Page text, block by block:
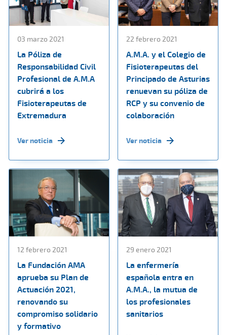
03 marzo 2021
La Póliza de
Responsabilidad Civil
Profesional de A.M.A
cubrirá a los
Fisioterapeutas de
Extremadura
Ver noticia
22 febrero 2021
A.M.A. y el Colegio de
Fisioterapeutas del
Principado de Asturias
renuevan su póliza de
RCP y su convenio de
colaboración
Ver noticia
12 febrero 2021
La Fundación AMA
aprueba su Plan de
Actuación 2021,
renovando su
compromiso solidario
y formativo
29 enero 2021
La enfermería
española entra en
A.M.A., la mutua de
los profesionales
sanitarios